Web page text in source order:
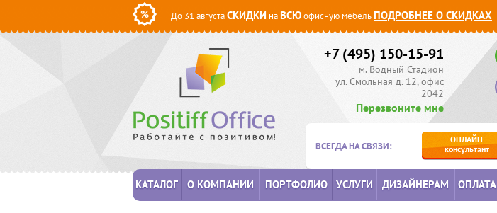
До 31 августаСКИДКИ наВСЮофисную мебельПОДРОБНЕЕ О СКИДКАХ
+7 (495) 150-15-91
м. Водный Стадион
ул. Смольная д. 12, офис
2042
Перезвоните мне
ВСЕГДА НА СВЯЗИ:
ОНЛАЙН
консультант
КАТАЛОГ О КОМПАНИИ ПОРТФОЛИО УСЛУГИ ДИЗАЙНЕРАМ ОПЛАТА